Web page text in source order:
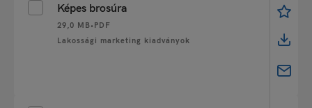
Képes brosúra
29,0 MB• PDF
Lakossági marketing kiadványok